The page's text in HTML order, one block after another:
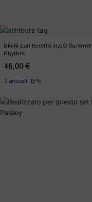
Bikini con ferretto JOJO Summer
Rhythm
46,00 €
3 articoli -15%